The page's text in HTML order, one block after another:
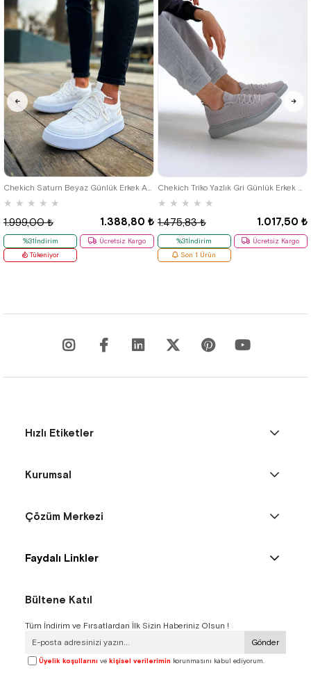
★ ★ ★ ★ ★
1.388,80 ₺
1.999,00 ₺
%31İndirim
Ücretsiz Kargo
Tükeniyor
40 42
★ ★ ★ ★ ★
1.017,50 ₺
1.475,83 ₺
%31İndirim
Ücretsiz Kargo
Son 1 Ürün
Hızlı Etiketler
Kurumsal
Çözüm Merkezi
Faydalı Linkler
Bültene Katıl
Tüm İndirim ve Fırsatlardan İlk Sizin Haberiniz Olsun !
Gönder
Üyelik koşullarını ve kişisel verilerimin korunmasını kabul ediyorum.